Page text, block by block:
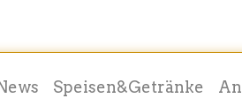
Speisen&Getränke